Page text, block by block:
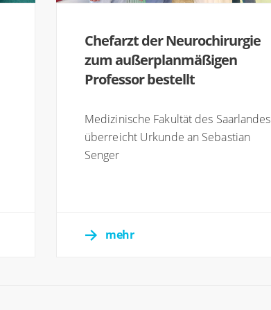
Chefarzt der Neurochirurgie
zum außerplanmäßigen
Professor bestellt
Medizinische Fakultät des Saarlandes
überreicht Urkunde an Sebastian
Senger
mehr